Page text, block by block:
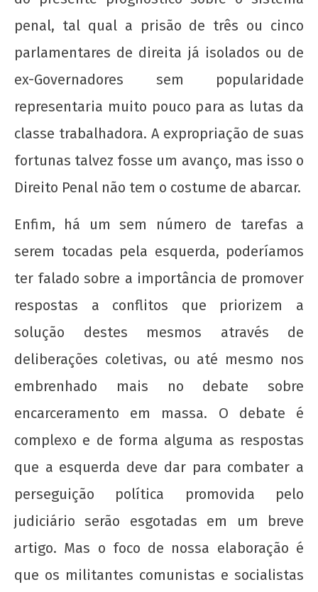
penal, tal qual a prisão de três ou cinco
parlamentares de direita já isolados ou de
ex-Governadores sem popularidade
representaria muito pouco para as lutas da
classe trabalhadora. A expropriação de suas
fortunas talvez fosse um avanço, mas isso o
Direito Penal não tem o costume de abarcar.
Enfim, há um sem número de tarefas a
serem tocadas pela esquerda, poderíamos
ter falado sobre a importância de promover
respostas a conflitos que priorizem a
solução destes mesmos através de
deliberações coletivas, ou até mesmo nos
embrenhado mais no debate sobre
encarceramento em massa. O debate é
complexo e de forma alguma as respostas
que a esquerda deve dar para combater a
perseguição política promovida pelo
judiciário serão esgotadas em um breve
artigo. Mas o foco de nossa elaboração é
que os militantes comunistas e socialistas